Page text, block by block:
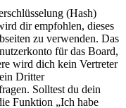
(Hash)
dir empfohlen, dieses
zu verwenden. Das
für das Board,
wird dich kein Vertreter
Dritter
Solltest du dein
Funktion „Ich habe